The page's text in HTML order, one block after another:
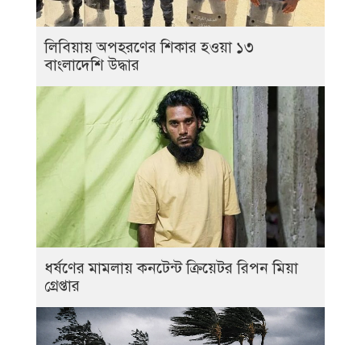
লিবিয়ায় অপহরণের শিকার হওয়া ১৩
বাংলাদেশি উদ্ধার
ধর্ষণের মামলায় কনটেন্ট ক্রিয়েটর রিপন মিয়া
গ্রেপ্তার